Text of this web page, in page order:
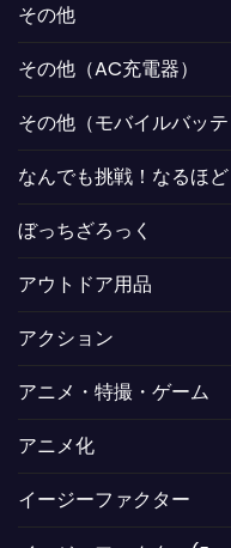
その他
その他（AC充電器）
その他（モバイルバッテ
なんでも挑戦！なるほ
ぼっちざろっく
アウトドア用品
アクション
アニメ・特撮・ゲーム
アニメ化
イージーファクター